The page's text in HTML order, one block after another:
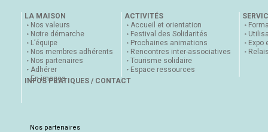
LA MAISON
Nos valeurs
Notre démarche
L’équipe
Nos membres adhérents
Nos partenaires
Adhérer
En images
ACTIVITÉS
Accueil et orientation
Festival des Solidarités
Prochaines animations
Rencontres inter-associatives
Tourisme solidaire
Espace ressources
Expo
INFOS PRATIQUES / CONTACT
Nos partenaires